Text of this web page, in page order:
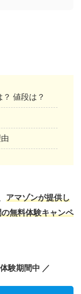
？ 値段は？
アマゾンが提供し
無料体験キャンペ
験期間中 ／